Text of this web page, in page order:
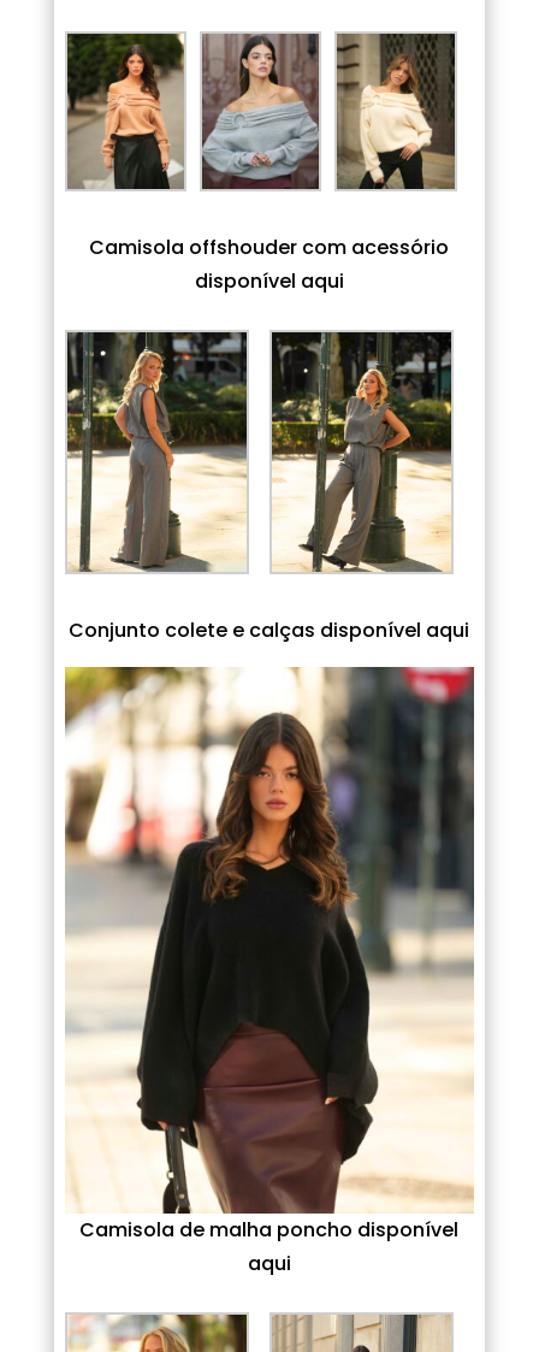
Camisola offshouder com acessório
disponível aqui
Conjunto colete e calças disponível aqui
Camisola de malha poncho disponível
aqui